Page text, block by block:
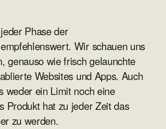
Phase der
Wir schauen uns
genauso wie frisch gelaunchte
Websites und Apps. Auch
weder ein Limit noch eine
Produkt hat zu jeder Zeit das
zu werden.